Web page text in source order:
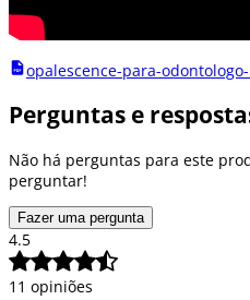
opalescence-para-
Perguntas e
Não há perguntas para este
perguntar!
Fazer uma pergunta
4.5
11 opiniões